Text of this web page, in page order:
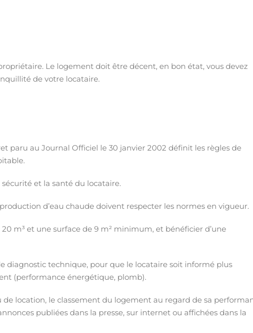
Le logement doit être décent, en bon état, vous devez
de votre locataire.
paru au Journal Officiel le 30 janvier 2002 définit les règles de
et la santé du locataire.
d’eau chaude doivent respecter les normes en vigueur.
m³ et une surface de 9 m² minimum, et bénéficier d’une
diagnostic technique, pour que le locataire soit informé plus
(performance énergétique, plomb).
de location, le classement du logement au regard de sa
publiées dans la presse, sur internet ou affichées dans la